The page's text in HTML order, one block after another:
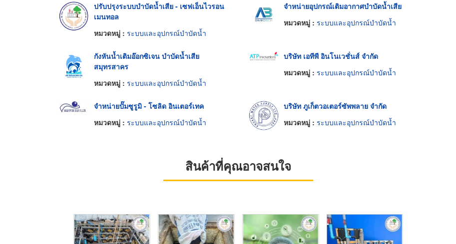
ปรับปรุงระบบบำบัดน้ำเสีย - เซฟเอ็นไวรอน
เมนทอล
หมวดหมู่ : ระบบและอุปกรณ์บำบัดน้ำ
จำหน่ายอุปกรณ์เติมอากาศบำบัดน้ำเสีย
หมวดหมู่ : ระบบและอุปกรณ์บำบัดน้ำ
กังหันน้ำเติมอ๊อกซิเจน บำบัดน้ำเสีย
สมุทรสาคร
หมวดหมู่ : ระบบและอุปกรณ์บำบัดน้ำ
บริษัท เอทีพี อินโนเวชั่นส์ จำกัด
หมวดหมู่ : ระบบและอุปกรณ์บำบัดน้ำ
จำหน่ายปั๊มซูรูมิ - โซลิด อินเตอร์เทค
หมวดหมู่ : ระบบและอุปกรณ์บำบัดน้ำ
บริษัท ภูเก็ตวอเตอร์ซัพพลาย จำกัด
หมวดหมู่ : ระบบและอุปกรณ์บำบัดน้ำ
สินค้าที่คุณอาจสนใจ